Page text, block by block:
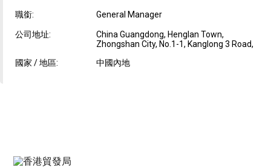
職銜: General Manager
公司地址:
China Guangdong, Henglan Town,
Zhongshan City, No.1-1, Kanglong 3 Road,
國家 / 地區:
中國內地